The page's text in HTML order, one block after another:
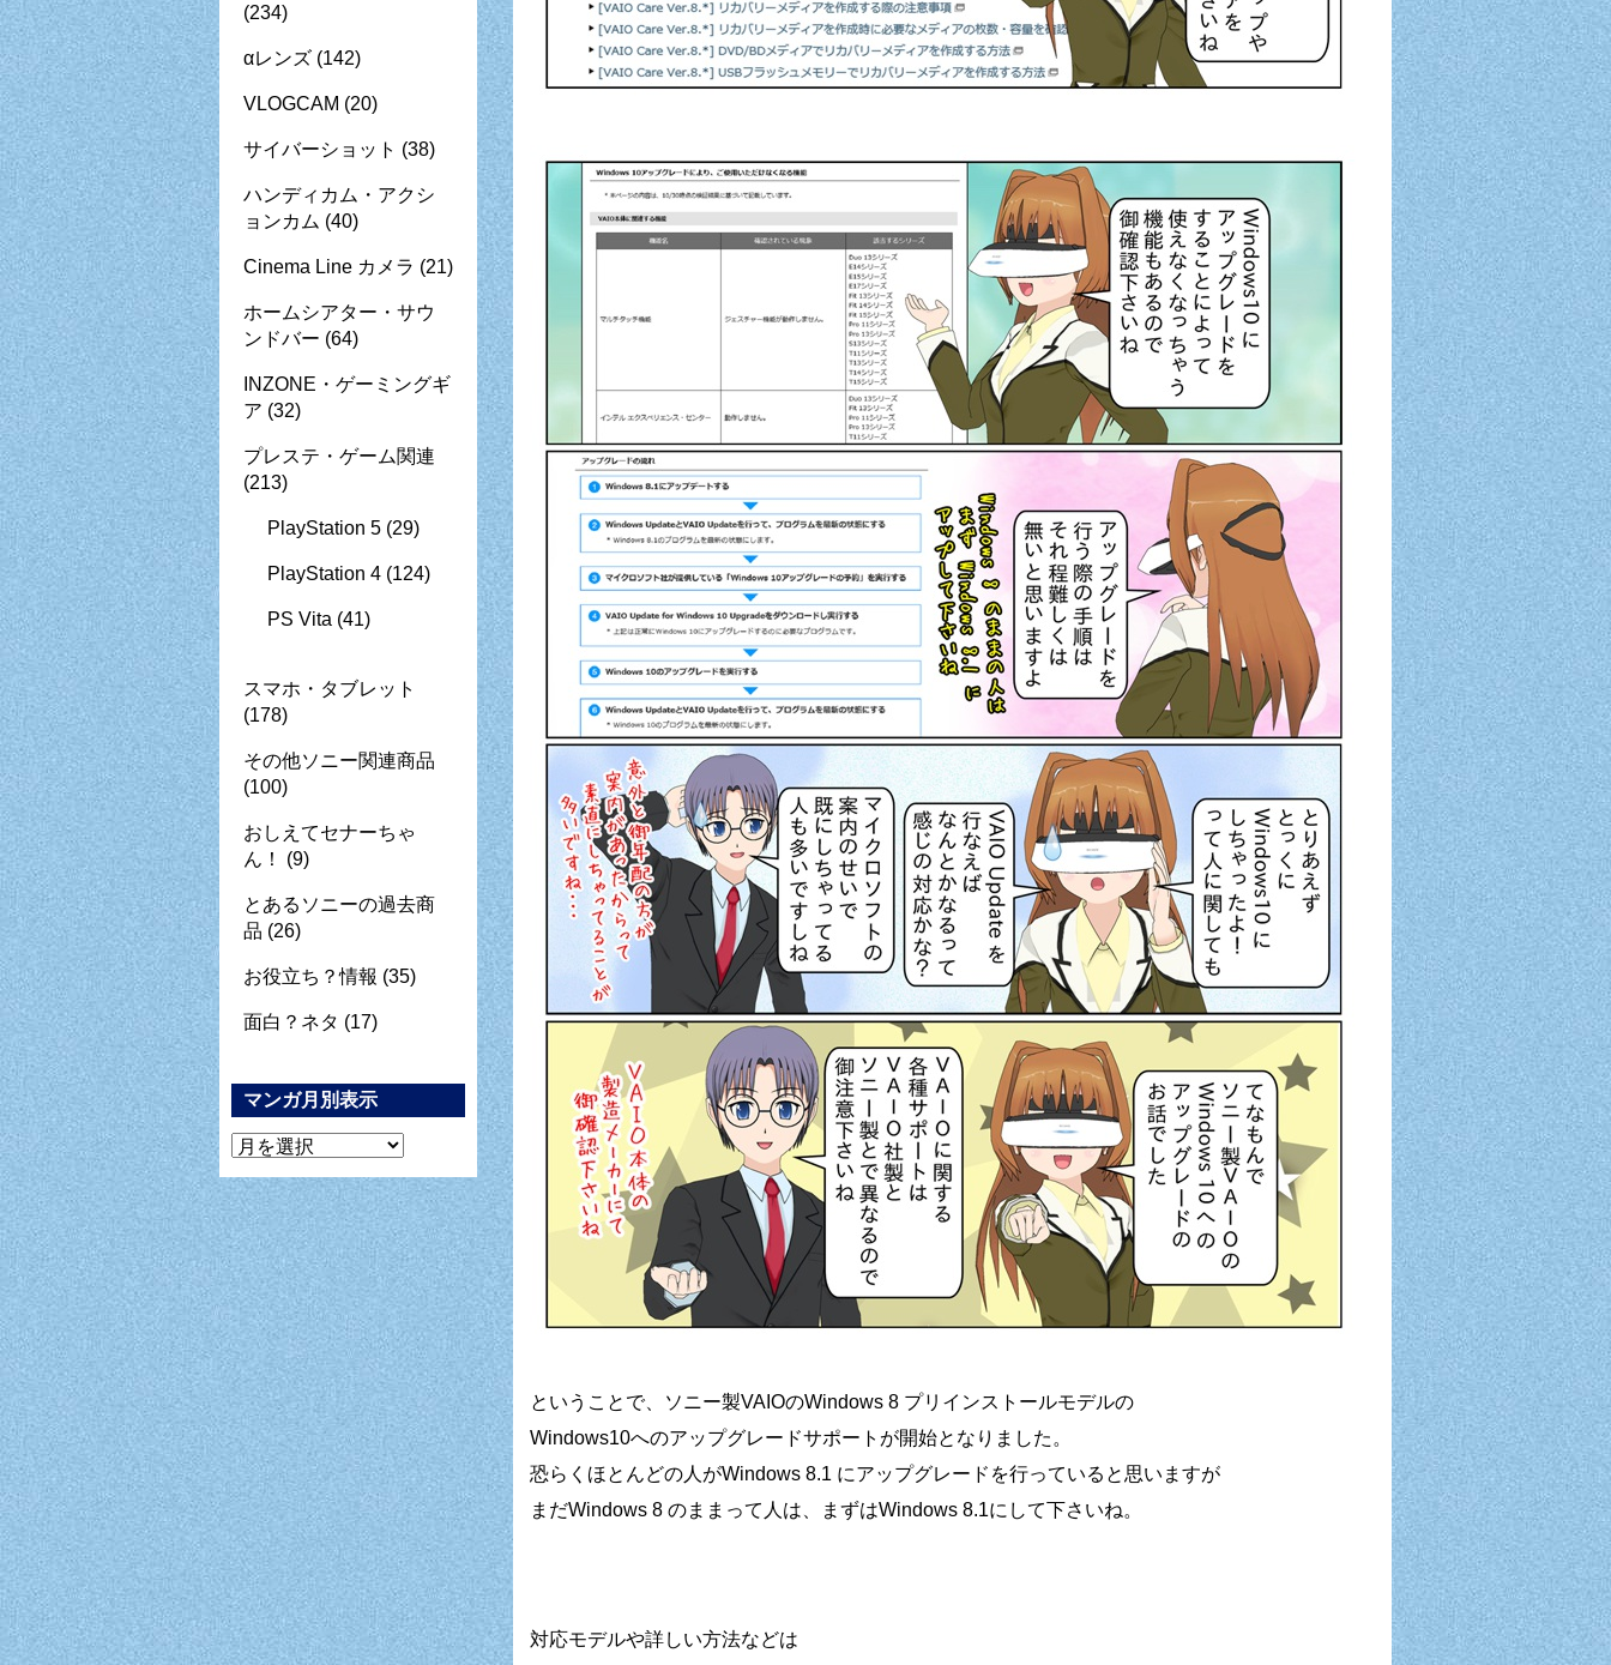
ということで、ソニー製VAIOのWindows 8 プリインストールモデルの
Windows10へのアップグレードサポートが開始となりました。
恐らくほとんどの人がWindows 8.1 にアップグレードを行っていると思いますが
まだWindows 8 のままって人は、まずはWindows 8.1にして下さいね。
対応モデルや詳しい方法などは
(234)
αレンズ (142)
VLOGCAM (20)
サイバーショット (38)
ハンディカム・アクシ
ョンカム (40)
Cinema Line カメラ (21)
ホームシアター・サウ
ンドバー (64)
INZONE・ゲーミングギ
ア (32)
プレステ・ゲーム関連
(213)
PlayStation 5 (29)
PlayStation 4 (124)
PS Vita (41)
スマホ・タブレット
(178)
その他ソニー関連商品
(100)
おしえてセナーちゃ
ん！
(9)
とあるソニーの過去商
品 (26)
お役立ち？情報 (35)
面白？ネタ (17)
マンガ月別表示
マ
ン
ガ
月
別
表
示